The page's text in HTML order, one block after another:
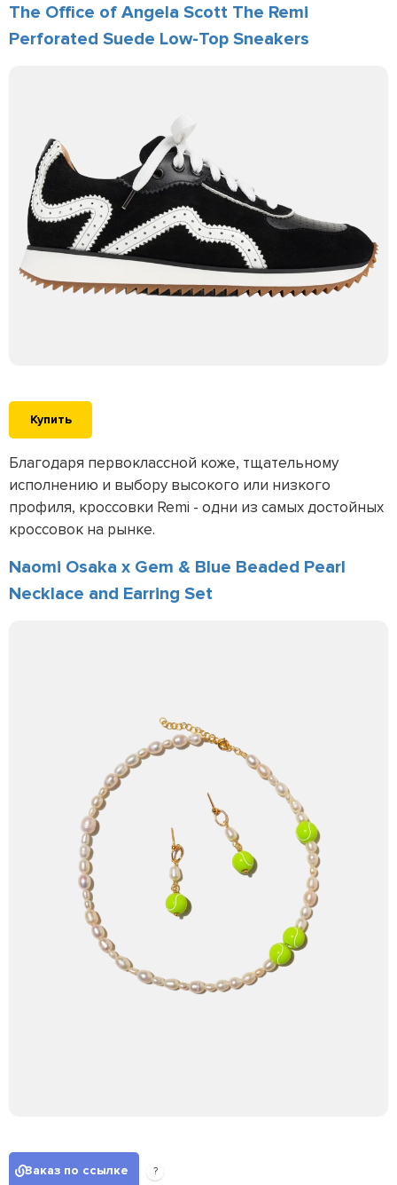
The Office of Angela Scott The Remi
Perforated Suede Low-Top Sneakers
Купить
Благодаря первоклассной коже, тщательному
исполнению и выбору высокого или низкого
профиля, кроссовки Remi - одни из самых достойных
кроссовок на рынке.
Naomi Osaka x Gem & Blue Beaded Pearl
Necklace and Earring Set
Заказ по ссылке ?